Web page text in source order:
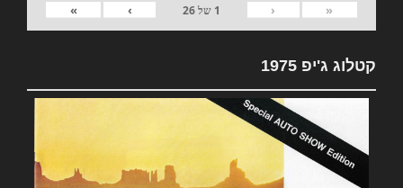
«
‹
1 של26
›
»
קטלוג ג'יפ 1975